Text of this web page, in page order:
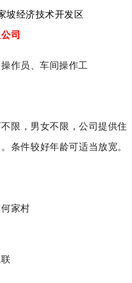
坡经济技术开发区
司
作员、车间操作工
限，男女不限，公司提供住
条件较好年龄可适当放宽。
何家村